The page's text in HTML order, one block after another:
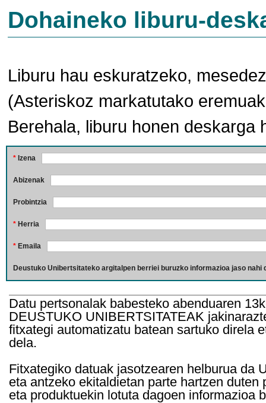
Dohaineko liburu-
Liburu hau eskuratzeko,
(Asteriskoz markatutako
Berehala, liburu honen deskarga
* Izena
Abizenak
Probintzia
* Herria
* Emaila
Deustuko Unibertsitateko argitalpen berriei buruzko informazioa jaso nahi
Datu pertsonalak babesteko abenduaren
DEUSTUKO UNIBERTSITATEAK
fitxategi automatizatu batean sartuko direla
dela.
Fitxategiko datuak jasotzearen helburua da
eta antzeko ekitaldietan parte hartzen
eta produktuekin lotuta dagoen informazioa